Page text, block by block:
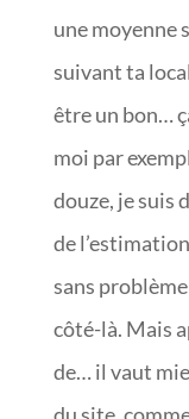
une moyenne
suivant ta
être un bon…
moi par
douze, je suis
de
sans problème
côté-là. Mais
de… il vaut